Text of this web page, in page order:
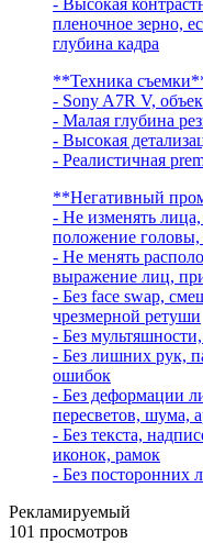
- Высокая
пленочное зерно,
глубина кадра
**Техника
- Sony A7R V,
- Малая глубина
- Высокая
- Реалистичная
**Негативный
- Не изменять
положение головы,
- Не менять
выражение лиц,
- Без face swap,
чрезмерной ретуши
- Без
- Без лишних рук,
ошибок
- Без деформации
пересветов, шума,
- Без текста,
иконок, рамок
- Без посторонних
Рекламируемый
101 просмотров